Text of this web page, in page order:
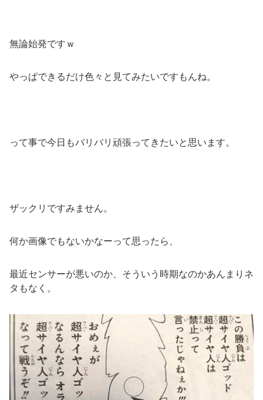
無論始発ですｗ
やっぱできるだけ色々と見てみたいですもんね。
って事で今日もバリバリ頑張ってきたいと思います。
ザックリですみません。
何か画像でもないかなーって思ったら、
最近センサーが悪いのか、そういう時期なのかあんまりネ
タもなく。